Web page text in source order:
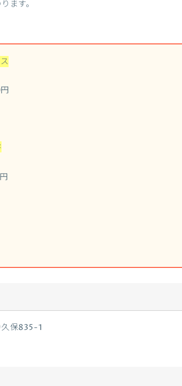
ます。
保835-1